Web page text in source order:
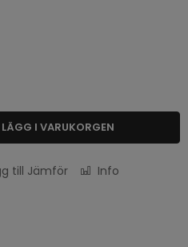
LÄGG I VARUKORGEN
till Jämför Info